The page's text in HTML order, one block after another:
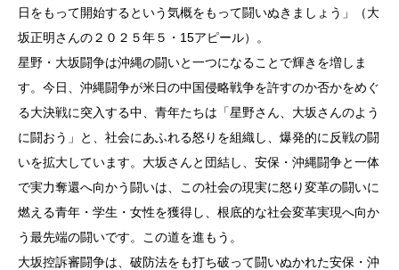
日をもって開始するという気概をもって闘いぬきましょう」（大
坂正明さんの２０２５年５・15アピール）。
星野・大坂闘争は沖縄の闘いと一つになることで輝きを増しま
す。今日、沖縄闘争が米日の中国侵略戦争を許すのか否かをめぐ
る大決戦に突入する中、青年たちは「星野さん、大坂さんのよう
に闘おう」と、社会にあふれる怒りを組織し、爆発的に反戦の闘
いを拡大しています。大坂さんと団結し、安保・沖縄闘争と一体
で実力奪還へ向かう闘いは、この社会の現実に怒り変革の闘いに
燃える青年・学生・女性を獲得し、根底的な社会変革実現へ向か
う最先端の闘いです。この道を進もう。
大坂控訴審闘争は、破防法をも打ち破って闘いぬかれた安保・沖